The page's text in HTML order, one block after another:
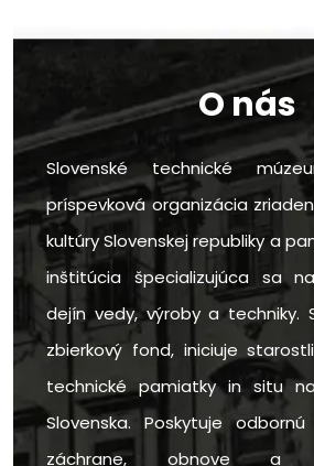
O nás
Slovenské technické
príspevková organizácia
kultúry Slovenskej republiky a
inštitúcia špecializujúca sa
dejín vedy, výroby a techniky.
zbierkový fond, iniciuje
technické pamiatky in situ
Slovenska. Poskytuje
záchrane, obnove a